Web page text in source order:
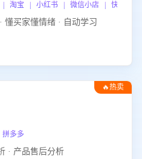
淘宝 | 小红书 | 微信小店 | 快手 |
懂买家懂情绪 · 自动学习
🔥热卖
多多
· 产品售后分析